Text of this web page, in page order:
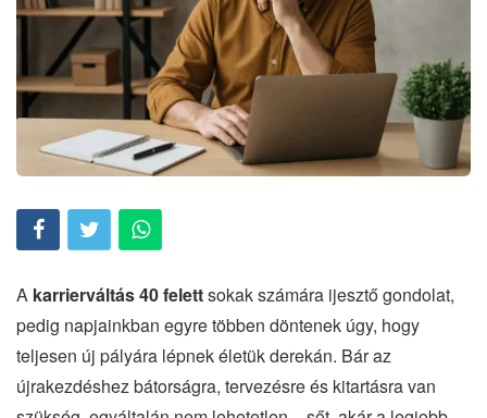
A karrierváltás 40 felettsokak számára ijesztő gondolat,
pedig napjainkban egyre többen döntenek úgy, hogy
teljesen új pályára lépnek életük derekán. Bár az
újrakezdéshez bátorságra, tervezésre és kitartásra van